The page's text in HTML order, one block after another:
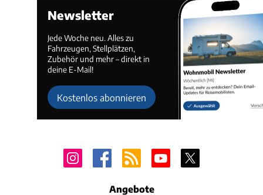
Newsletter
Jede Woche neu. Alles zu
Fahrzeugen, Stellplätzen,
Zubehör und mehr – direkt in
deine E-Mail!
Kostenlos abonnieren
Angebote